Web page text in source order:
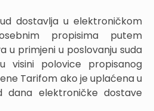
dostavlja u elektroničkom
propisima putem
u primjeni u poslovanju suda
visini polovice propisanog
Tarifom ako je uplaćena u
elektroničke dostave